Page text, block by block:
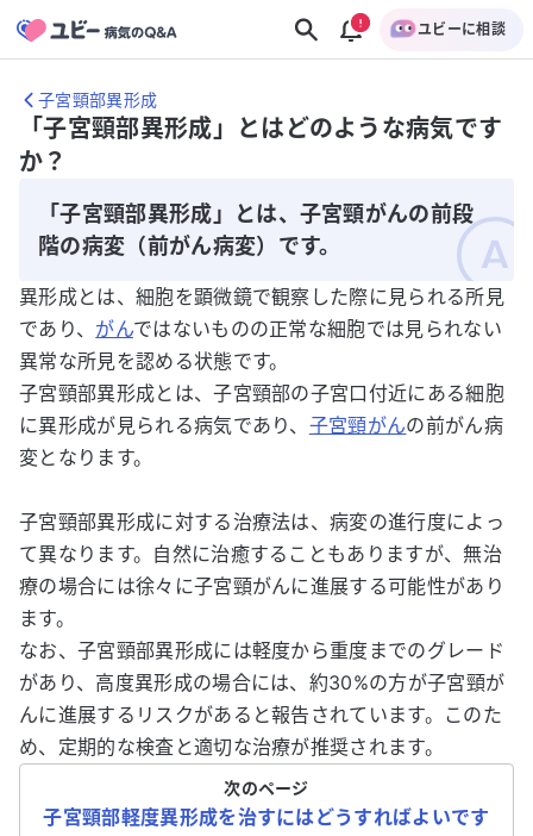
ユビーに相談
子宮頸部異形成
「子宮頸部異形成」とはどのような病気です
か？
「子宮頸部異形成」とは、子宮頸がんの前段
階の病変（前がん病変）です。
異形成とは、細胞を顕微鏡で観察した際に見られる所見
であり、 がんではないものの正常な細胞では見られない
異常な所見を認める状態です。
子宮頸部異形成とは、子宮頸部の子宮口付近にある細胞
に異形成が見られる病気であり、 子宮頸がんの前がん病
変となります。
子宮頸部異形成に対する治療法は、病変の進行度によっ
て異なります。自然に治癒することもありますが、無治
療の場合には徐々に子宮頸がんに進展する可能性があり
ます。
なお、子宮頸部異形成には軽度から重度までのグレード
があり、高度異形成の場合には、約30%の方が子宮頸が
んに進展するリスクがあると報告されています。このた
め、定期的な検査と適切な治療が推奨されます。
次のページ
子宮頸部軽度異形成を治すにはどうすればよいです